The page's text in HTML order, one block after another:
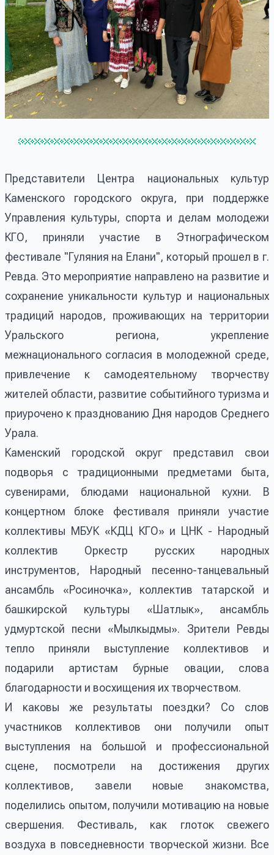
Представители Центра национальных культур
Каменского городского округа, при поддержке
Управления культуры, спорта и делам молодежи
КГО, приняли участие в Этнографическом
фестивале "Гуляния на Елани", который прошел в г.
Ревда. Это мероприятие направлено на развитие и
сохранение уникальности культур и национальных
традиций народов, проживающих на территории
Уральского региона, укрепление
межнационального согласия в молодежной среде,
привлечение к самодеятельному творчеству
жителей области, развитие событийного туризма и
приурочено к празднованию Дня народов Среднего
Урала.
Каменский городской округ представил свои
подворья с традиционными предметами быта,
сувенирами, блюдами национальной кухни. В
концертном блоке фестиваля приняли участие
коллективы МБУК «КДЦ КГО» и ЦНК - Народный
коллектив Оркестр русских народных
инструментов, Народный песенно-танцевальный
ансамбль «Росиночка», коллектив татарской и
башкирской культуры «Шатлык», ансамбль
удмуртской песни «Мылкыдмы». Зрители Ревды
тепло приняли выступление коллективов и
подарили артистам бурные овации, слова
благодарности и восхищения их творчеством.
И каковы же результаты поездки? Со слов
участников коллективов они получили опыт
выступления на большой и профессиональной
сцене, посмотрели на достижения других
коллективов, завели новые знакомства,
поделились опытом, получили мотивацию на новые
свершения. Фестиваль, как глоток свежего
воздуха в повседневности творческой жизни. Все